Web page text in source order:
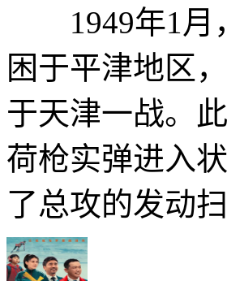
1949年1月，
困于平津地区
于天津一战。
荷枪实弹进入
了总攻的发动